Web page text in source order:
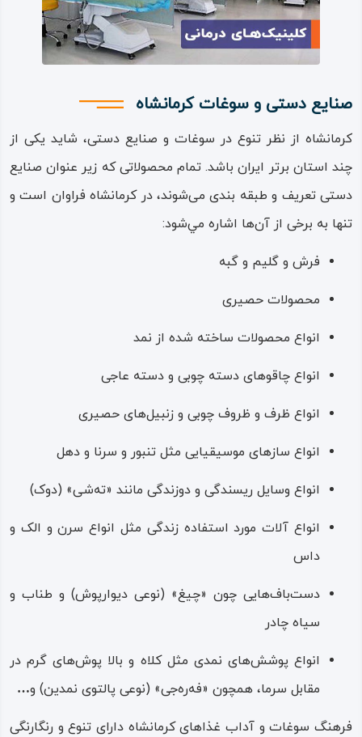
صنایع دستی و سوغات کرمانشاه
کرمانشاه از نظر تنوع در سوغات و صنایع دستی، شاید یکی از
چند استان برتر ایران باشد. تمام محصولاتی که زیر عنوان صنایع
دستی تعریف و طبقه‌ بندی می‌شوند، در کرمانشاه فراوان است و
تنها به برخی از آن‌ها اشاره مي‌شود:
فرش و گلیم و گبه
محصولات حصیری
انواع محصولات ساخته شده از نمد
انواع چاقوهای دسته‌ چوبی و دسته‌ عاجی
انواع ظرف و ظروف چوبی و زنبیل‌های حصیری
انواع سازهای موسیقیایی مثل تنبور و سرنا و دهل
انواع وسایل ریسندگی و دوزندگی مانند «ته‌شی» (دوک)
انواع آلات مورد استفاده زندگی مثل انواع سرن و الک و
داس
دست‌باف‌هایی چون «چیغ» (نوعی دیوارپوش) و طناب و
سیاه‌ چادر
انواع پوشش‌های نمدی مثل کلاه و بالا پوش‌های گرم در
مقابل سرما، همچون «فه‌ره‌جی» (نوعی پالتوی نمدین) و…
فرهنگ سوغات و آداب غذاهای کرمانشاه دارای تنوع و رنگارنگی